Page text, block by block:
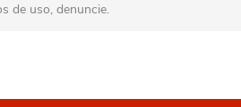
de uso, denuncie.